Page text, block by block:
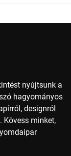
nyújtsunk a
hagyományos
designról
Kövess minket,